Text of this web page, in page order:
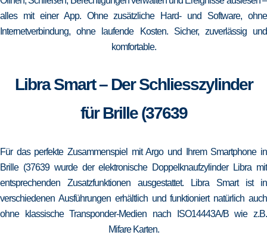
alles mit einer App. Ohne zusätzliche Hard- und Software, ohne
Internetverbindung, ohne laufende Kosten. Sicher, zuverlässig und
komfortable.
Libra Smart – Der Schliesszylinder
für Brille (37639
Für das perfekte Zusammenspiel mit Argo und Ihrem Smartphone in
Brille (37639 wurde der elektronische Doppelknaufzylinder Libra mit
entsprechenden Zusatzfunktionen ausgestattet. Libra Smart ist in
verschiedenen Ausführungen erhältlich und funktioniert natürlich auch
ohne klassische Transponder-Medien nach ISO14443A/B wie z.B.
Mifare Karten.